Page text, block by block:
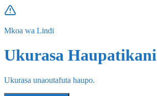
Mkoa wa Lindi
Ukurasa Haupatikani
Ukurasa unaoutafuta haupo.